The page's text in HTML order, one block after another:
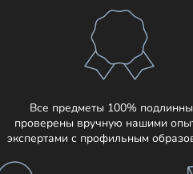
Все предметы 100%
проверены вручную нашими
экспертами с профильным